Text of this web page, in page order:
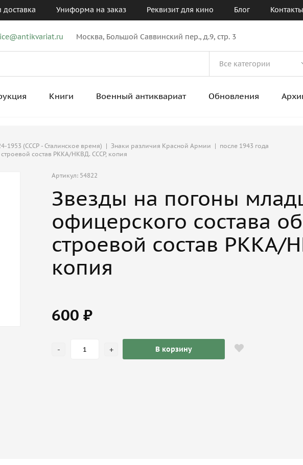
доставка Униформа на заказ Реквизит для кино Блог Контакты
Москва, Большой Саввинский пер., д.9, стр. 3
Книги Военный антиквариат Обновления
1953 (СССР - Сталинское время) | Знаки различия Красной Армии | после 1943 года
состав РККА/НКВД. СССР, копия
Артикул: 54822
Звезды на погоны
офицерского состава
строевой состав РККА/
копия
600 ₽
- + В корзину